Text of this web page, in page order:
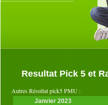
Resultat Pick 5 et
Autres Résultat pick5 PMU :
Janvier 2023